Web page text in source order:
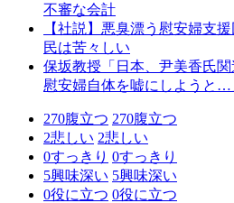
不審な会計
【社説】悪臭漂う慰安婦支
民は苦々しい
保坂教授「日本、尹美香氏
慰安婦自体を嘘にしようと…
270腹立つ 270腹立つ
2悲しい 2悲しい
0すっきり 0すっきり
5興味深い 5興味深い
0役に立つ 0役に立つ